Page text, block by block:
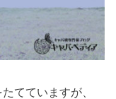
てていますが、